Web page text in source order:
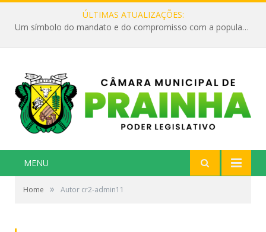
ÚLTIMAS ATUALIZAÇÕES:
Um símbolo do mandato e do compromisso com a população
MENU
Home » Autor cr2-admin11